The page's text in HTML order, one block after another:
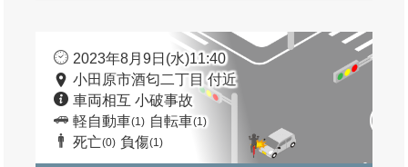
2023年8月9日(水)11:40
小田原市酒匂二丁目 付近
車両相互 小破事故
軽自動車(1) 自転車(1)
死亡(0) 負傷(1)